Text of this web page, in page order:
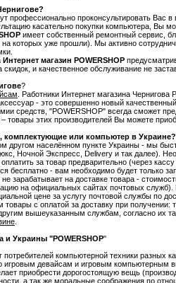
профессионально проконсультировать
касательно покупки компьютера, Вы
имеет собственный ремонтный сервис,
на которых уже прошли). Мы активно
Интернет магазин POWERSHOP
скидок, и качественное обслуживание не
?
. Работники Интернет магазина Чернигова
- это совершенно новый
средств, "POWERSHOP" всегда сможет
– товары этих производителей Вы можете
комплектующие или компьютер в Украине?
другом населённом пункте Украины - мы
Ночной Экспресс, Delivery и так далее).
за товар предварительно (через
бесплатно - вам необходимо будет только
зарабатывает на доставке товара -
на официальных сайтах почтовых служб).
цене за услугу почтовой службы по
с оплатой за доставку при получении:
вышеуказанным службам, согласно их
и Украины "POWERSHOP"
компьютерной техники разных
девайсам и игровым компьютерным
приобрести дорогостоящую вещь
а так же моральные соображения по